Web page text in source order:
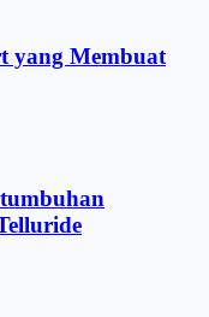
yang Membuat